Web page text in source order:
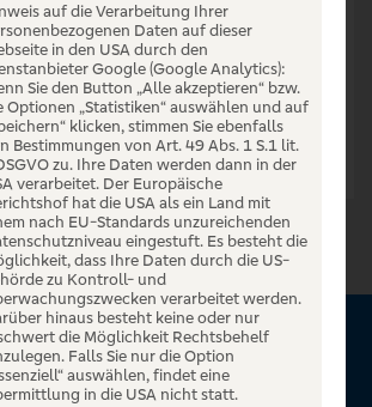
auf die Verarbeitung Ihrer
Daten auf dieser
in den USA durch den
Google (Google Analytics):
Sie den Button „Alle akzeptieren“ bzw.
Optionen „Statistiken“ auswählen und auf
klicken, stimmen Sie ebenfalls
Bestimmungen von Art. 49 Abs. 1 S.1 lit.
zu. Ihre Daten werden dann in der
verarbeitet. Der Europäische
hat die USA als ein Land mit
nach EU-Standards unzureichenden
eingestuft. Es besteht die
dass Ihre Daten durch die US-
zu Kontroll- und
verarbeitet werden.
hinaus besteht keine oder nur
die Möglichkeit Rechtsbehelf
Falls Sie nur die Option
auswählen, findet eine
in die USA nicht statt.